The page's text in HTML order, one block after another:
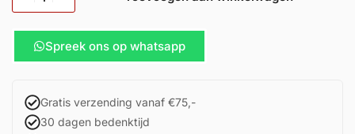
Spreek ons op whatsapp
Gratis verzending vanaf €75,-
30 dagen bedenktijd